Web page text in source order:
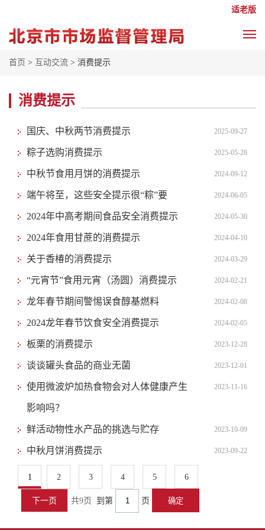
适老版
首页 > 互动交流 > 消费提示
消费提示
国庆、中秋两节消费提示 2025-09-27
粽子选购消费提示 2025-05-28
中秋节食用月饼的消费提示 2024-09-12
端午将至，这些安全提示很“粽”要 2024-06-05
2024年中高考期间食品安全消费提示 2024-05-30
2024年食用甘蔗的消费提示 2024-04-10
关于香椿的消费提示 2024-03-29
“元宵节”食用元宵（汤圆）消费提示 2024-02-21
龙年春节期间警惕误食醇基燃料 2024-02-08
2024龙年春节饮食安全消费提示 2024-02-05
板栗的消费提示 2023-12-28
谈谈罐头食品的商业无菌 2023-12-01
使用微波炉加热食物会对人体健康产生
影响吗？
2023-11-16
鲜活动物性水产品的挑选与贮存 2023-10-09
中秋月饼消费提示 2023-09-22
1 2 3 4 5 6
下一页 共9页 到第 页